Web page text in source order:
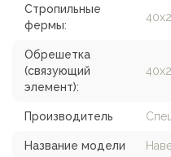
Стропильные
фермы:
Обрешетка
(связующий
элемент):
Производитель
Название модели